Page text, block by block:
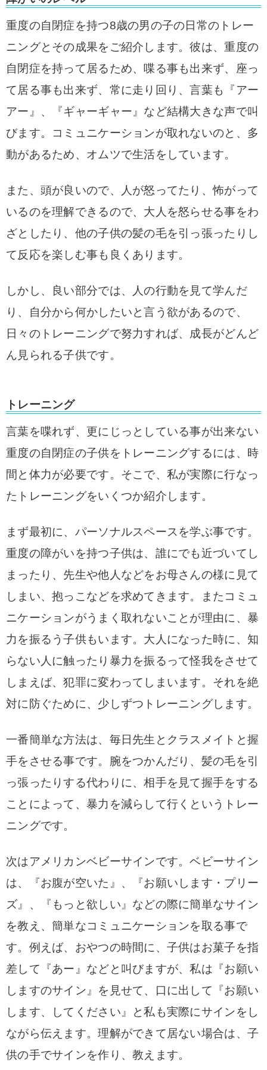
重度の自閉症を持つ8歳の男の子の日常のトレー
ニングとその成果をご紹介します。彼は、重度の
自閉症を持って居るため、喋る事も出来ず、座っ
て居る事も出来ず、常に走り回り、言葉も『アー
アー』、『ギャーギャー』など結構大きな声で叫
びます。コミュニケーションが取れないのと、多
動があるため、オムツで生活をしています。
また、頭が良いので、人が怒ってたり、怖がって
いるのを理解できるので、大人を怒らせる事をわ
ざとしたり、他の子供の髪の毛を引っ張ったりし
て反応を楽しむ事も良くあります。
しかし、良い部分では、人の行動を見て学んだ
り、自分から何かしたいと言う欲があるので、
日々のトレーニングで努力すれば、成長がどんど
ん見られる子供です。
トレーニング
言葉を喋れず、更にじっとしている事が出来ない
重度の自閉症の子供をトレーニングするには、時
間と体力が必要です。そこで、私が実際に行なっ
たトレーニングをいくつか紹介します。
まず最初に、パーソナルスペースを学ぶ事です。
重度の障がいを持つ子供は、誰にでも近づいてし
まったり、先生や他人などをお母さんの様に見て
しまい、抱っこなどを求めてきます。
またコミュ
ニケーションがうまく取れないことが理由に、暴
力を振るう子供もいます。 大人になった時に、知
らない人に触ったり暴力を振るって怪我をさせて
しまえば、犯罪に変わってしまいます。 それを絶
対に防ぐために、少しずつトレーニングします。
一番簡単な方法は、毎日先生とクラスメイトと握
手をさせる事です。腕をつかんだり、髪の毛を引
っ張ったりする代わりに、相手を見て握手をする
ことによって、暴力を減らして行くというトレー
ニングです。
次はアメリカンベビーサインです。ベビーサイン
は、『お腹が空いた』、『お願いします・プリー
ズ』、『もっと欲しい』などの際に簡単なサイン
を教え、簡単なコミュニケーションを取る事で
す。例えば、おやつの時間に、子供はお菓子を指
差して『あー』などと叫びますが、私は『お願い
しますのサイン』を見せて、口に出して『お願い
します、してください』と私も実際にサインをし
ながら伝えます。理解ができて居ない場合は、子
供の手でサインを作り、教えます。